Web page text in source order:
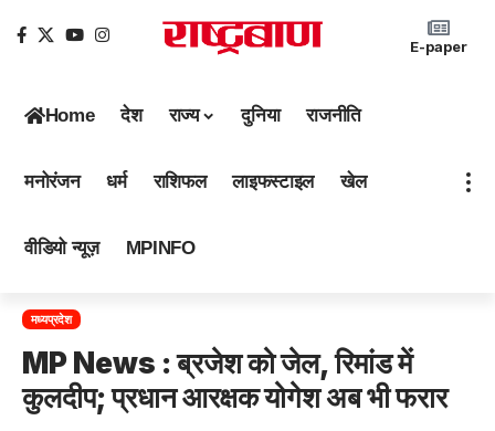
E-paper
Home देश राज्य दुनिया राजनीति
मनोरंजन धर्म राशिफल लाइफस्टाइल खेल
वीडियो न्यूज़ MPINFO
मध्यप्रदेश
MP News : ब्रजेश को जेल, रिमांड में
कुलदीप; प्रधान आरक्षक योगेश अब भी फरार